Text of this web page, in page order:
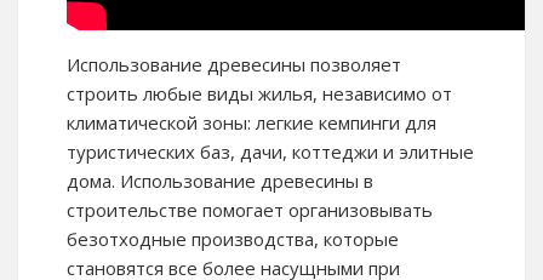
Использование древесины позволяет
строить любые виды жилья, независимо от
климатической зоны: легкие кемпинги для
туристических баз, дачи, коттеджи и элитные
дома. Использование древесины в
строительстве помогает организовывать
безотходные производства, которые
становятся все более насущными при